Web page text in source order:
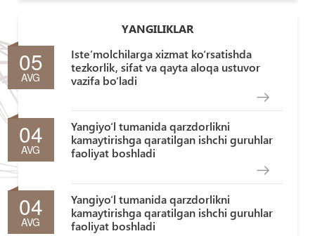
YANGILIKLAR
05
AVG
Iste’molchilarga xizmat ko‘rsatishda
tezkorlik, sifat va qayta aloqa ustuvor
vazifa bo‘ladi
04
AVG
Yangiyo‘l tumanida qarzdorlikni
kamaytirishga qaratilgan ishchi guruhlar
faoliyat boshladi
04
AVG
Yangiyo‘l tumanida qarzdorlikni
kamaytirishga qaratilgan ishchi guruhlar
faoliyat boshladi